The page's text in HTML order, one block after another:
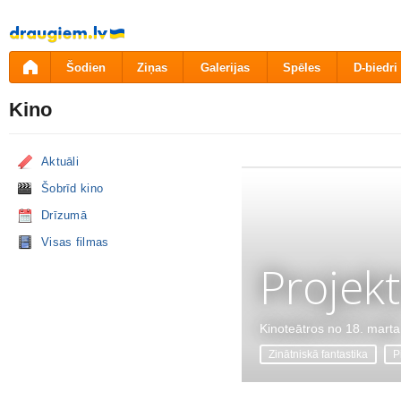
Pāriet
uz
saturu
Šodien Ziņas Galerijas Spēles D-biedri
Kino
Aktuāli
Šobrīd kino
Drīzumā
Visas filmas
Kinoteātros no 18. marta
Zinātniskā fantastika